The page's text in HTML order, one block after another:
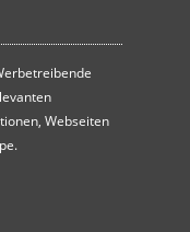
Webseiten